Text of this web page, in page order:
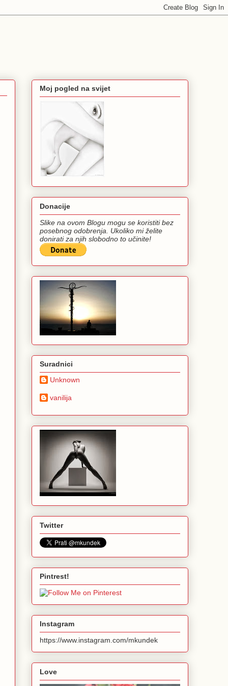
Moj pogled na svijet
Donacije
Slike na ovom Blogu mogu se koristiti bez
posebnog odobrenja. Ukoliko mi želite
donirati za njih slobodno to učinite!
Suradnici
Unknown
vanilija
Twitter
Pintrest!
Instagram
https://www.instagram.com/mkundek
Love